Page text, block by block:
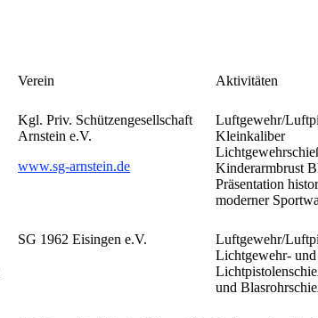
Verein Aktivitäten
Kgl. Priv. Schützengesellschaft
Arnstein e.V.
www.sg-arnstein.de
Luftgewehr/
Kleinkaliber
Kinderarmbrust
Präsentation
moderner
SG 1962 Eisingen e.V.
Luftgewehr/
Lichtgewehr- und
und